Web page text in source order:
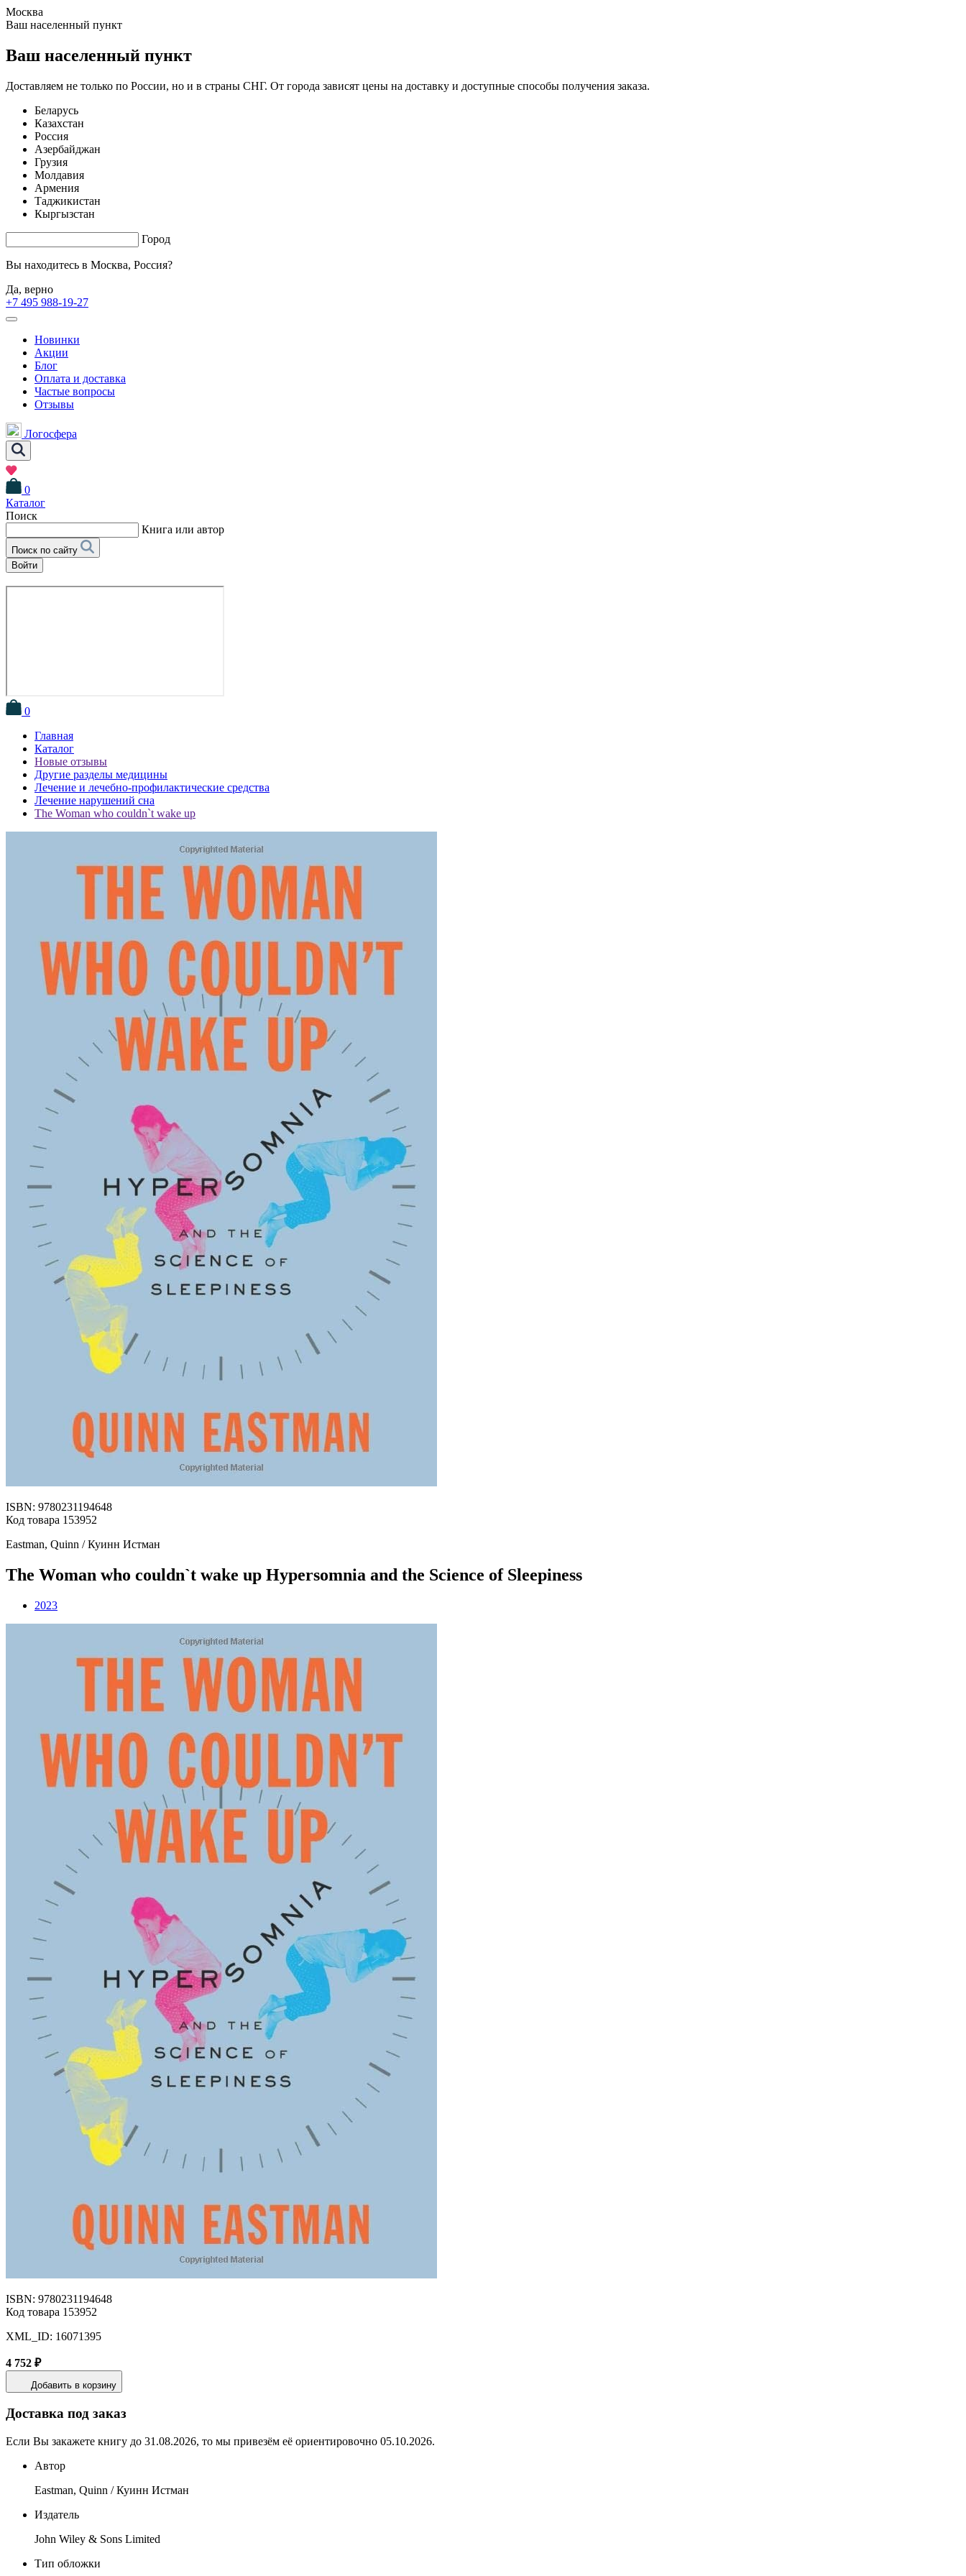
Москва
Ваш населенный пункт
Ваш населенный пункт
Доставляем не только по России, но и в страны СНГ. От города зависят цены на доставку и доступные способы получения заказа.
Беларусь
Казахстан
Россия
Азербайджан
Грузия
Молдавия
Армения
Таджикистан
Кыргызстан
Город
Вы находитесь в Москва, Россия?
Да, верно
+7 495 988-19-27
Новинки
Акции
Блог
Оплата и доставка
Частые вопросы
Отзывы
Логосфера
0
Каталог
Поиск
Книга или автор
Поиск по сайту
Войти
0
Главная
Каталог
Новые отзывы
Другие разделы медицины
Лечение и лечебно-профилактические средства
Лечение нарушений сна
The Woman who couldn`t wake up
ISBN: 9780231194648
Код товара 153952
Eastman, Quinn / Куинн Истман
The Woman who couldn`t wake up Hypersomnia and the Science of Sleepiness
2023
ISBN: 9780231194648
Код товара 153952
XML_ID: 16071395
4 752 ₽
Добавить в корзину
Доставка под заказ
Если Вы закажете книгу до 31.08.2026, то мы привезём её ориентировочно 05.10.2026.
Автор
Eastman, Quinn / Куинн Истман
Издатель
John Wiley & Sons Limited
Тип обложки